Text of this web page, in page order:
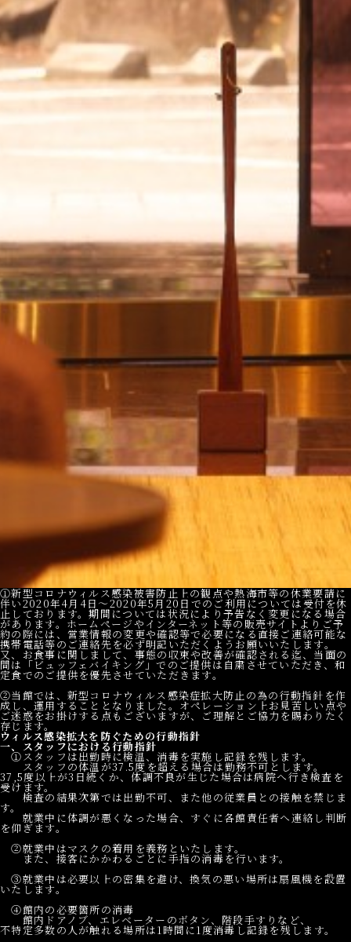
①新型コロナウィルス感染被害防止上の観点や熱海市等の休業要請に
伴い2020年4月4日～2020年5月20日でのご利用については受付を休
止しております。期間については状況により予告なく変更になる場合
があります。ホームページやインターネット等の販売サイトよりご予
約の際には、営業情報の変更や確認等で必要になる直接ご連絡可能な
携帯電話等のご連絡先を必ず明記いただくようお願いいたします。
又、お食事に関しまして、事態の収束や改善が確認される迄、当面の
間は「ビュッフェバイキング」でのご提供は自粛させていただき、和
定食でのご提供を優先させていただきます。
②当館では、新型コロナウィルス感染症拡大防止の為の行動指針を作
成し、運用することとなりました。オペレーション上お見苦しい点や
ご迷惑をお掛けする点もございますが、ご理解とご協力を賜わりたく
存じます。
ウィルス感染拡大を防ぐための行動指針
一、スタッフにおける行動指針
①スタッフは出勤時に検温、消毒を実施し記録を残します。
スタッフの体温が37.5度を超える場合は勤務不可とします。
37,5度以上が3日続くか、体調不良が生じた場合は病院へ行き検査を
受けます。
検査の結果次第では出勤不可、また他の従業員との接触を禁じま
す。
就業中に体調が悪くなった場合、すぐに各館責任者へ連絡し判断
を仰ぎます。
②就業中はマスクの着用を義務といたします。
また、接客にかかわるごとに手指の消毒を行います。
③就業中は必要以上の密集を避け、換気の悪い場所は扇風機を設置
いたします。
④館内の必要箇所の消毒
館内ドアノブ、エレベーターのボタン、階段手すりなど、
不特定多数の人が触れる場所は1時間に1度消毒し記録を残します。